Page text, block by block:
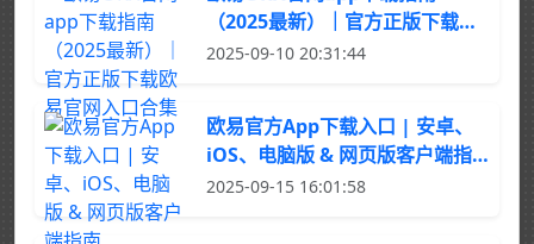
（2025最新）｜官方正版下载欧
易官网入口合集
2025-09-10 20:31:44
欧易官方App下载入口 | 安卓、
iOS、电脑版 & 网页版客户端指
南
2025-09-15 16:01:58